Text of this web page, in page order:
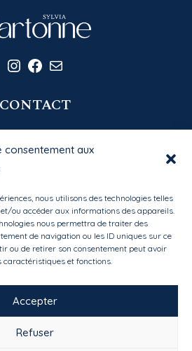
consentement aux
nous utilisons des technologies telles
ou accéder aux informations des appareils.
nous permettra de traiter des
de navigation ou les ID uniques sur ce
ou de retirer son consentement peut avoir
et fonctions.
Accepter
Refuser
Instagram
Facebook
E-mail
CONTACT
PLUS
des matières
/Mes favoris